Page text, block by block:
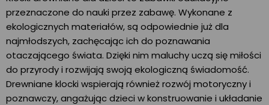
przeznaczone do nauki przez zabawę. Wykonane z
ekologicznych materiałów, są odpowiednie już dla
najmłodszych, zachęcając ich do poznawania
otaczającego świata. Dzięki nim maluchy uczą się miłości
do przyrody i rozwijają swoją ekologiczną świadomość.
Drewniane klocki wspierają również rozwój motoryczny i
poznawczy, angażując dzieci w konstruowanie i układanie